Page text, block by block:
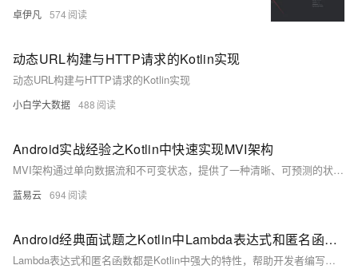
卓伊凡 574
动态URL构建与HTTP请求的Kotlin实现
动态URL构建与HTTP请求的Kotlin实现
小白学大数据 488
Android实战经验之Kotlin中快速实现MVI架构
MVI架构通过单向数据流和不可变状态，提供了一种清晰、可预测的状态管理方式。在Kotlin中实现MVI架构，不仅提高了代码的可维护性和可测试性，还能更好地应对复杂的UI交互和状态管理。通过本文的介绍，希望开发者能够掌握MVI架构的核心思想，并在实际项目中灵活应用。
蓝易云 694
Android经典面试题之Kotlin中Lambda表达式和匿名函数的区别
Lambda表达式和匿名函数都是Kotlin中强大的特性，帮助开发者编写简洁而高效的代码。理解它们的区别和适用场景，有助于选择最合适的方式来解决问题。希望本文的详细讲解和示例能够帮助你在Kotlin开发中更好地运用这些特性。